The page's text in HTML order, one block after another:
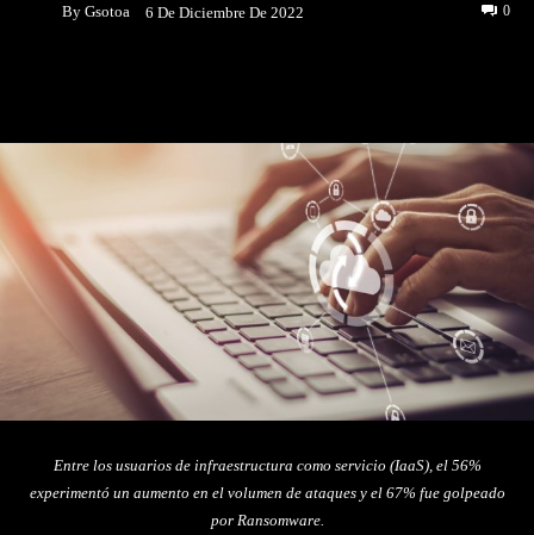
By Gsotoa 6 De Diciembre De 2022 0
Entre los usuarios de infraestructura como servicio (IaaS), el 56%
experimentó un aumento en el volumen de ataques y el 67% fue golpeado
por Ransomware.